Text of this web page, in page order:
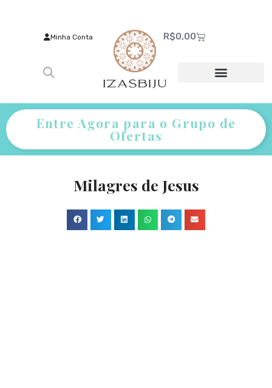
Minha Conta R$0,00
Entre Agora para o Grupo de
Ofertas
Milagres de Jesus